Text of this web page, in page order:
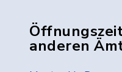
anderen